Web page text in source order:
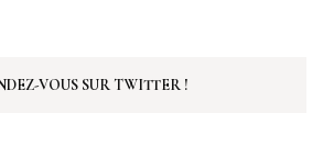
VOUS SUR TWITTER !